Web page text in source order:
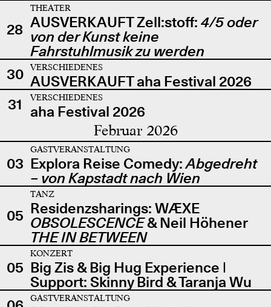
28
THEATER
AUSVERKAUFT Zell:stoff: 4/5 oder
von der Kunst keine
Fahrstuhlmusik zu werden
30
VERSCHIEDENES
AUSVERKAUFT aha Festival 2026
31
VERSCHIEDENES
aha Festival 2026
Februar 2026
03
GASTVERANSTALTUNG
Explora Reise Comedy:Abgedreht
– von Kapstadt nach Wien
05
TANZ
Residenzsharings: WÆXE
OBSOLESCENCE& Neil Höhener
THE IN BETWEEN
05
KONZERT
Big Zis & Big Hug Experience |
Support: Skinny Bird & Taranja Wu
GASTVERANSTALTUNG